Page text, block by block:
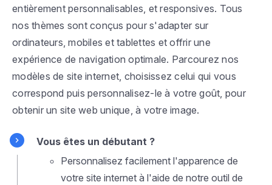
entièrement personnalisables, et responsives. Tous
nos thèmes sont conçus pour s'adapter sur
ordinateurs, mobiles et tablettes et offrir une
expérience de navigation optimale. Parcourez nos
modèles de site internet, choisissez celui qui vous
correspond puis personnalisez-le à votre goût, pour
obtenir un site web unique, à votre image.
Vous êtes un débutant ?
Personnalisez facilement l'apparence de
votre site internet à l'aide de notre outil de